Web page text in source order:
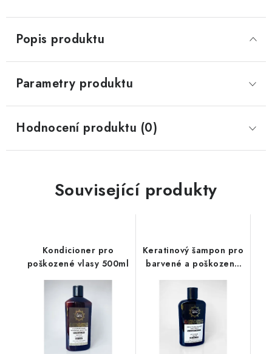
Popis produktu
Parametry produktu
Hodnocení produktu (0)
Související produkty
Kondicioner pro
poškozené vlasy 500ml
Keratinový šampon pro
barvené a poškozené
vlasy 400ml